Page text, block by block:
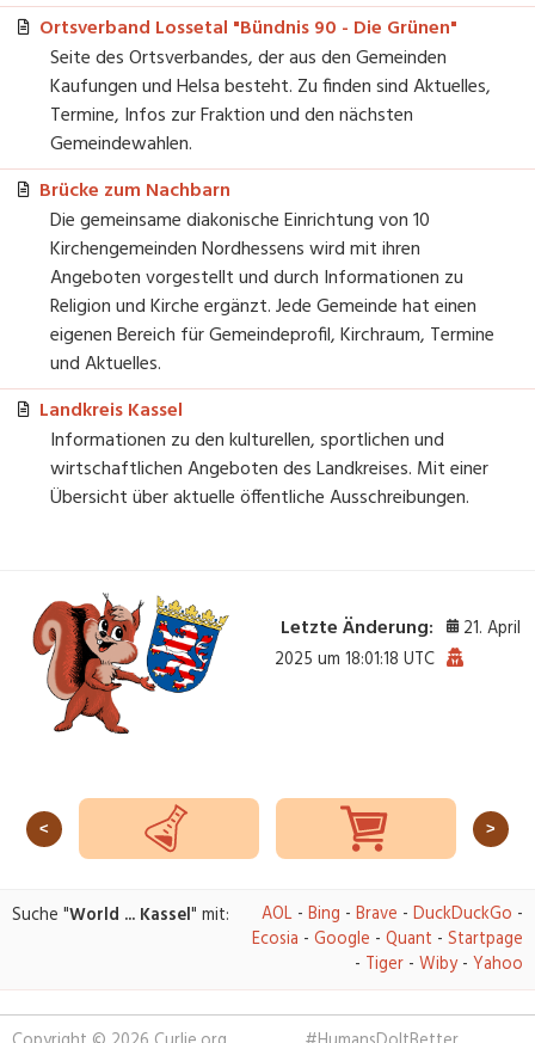
Ortsverband Lossetal "Bündnis 90 - Die Grünen"
Seite des Ortsverbandes, der aus den Gemeinden
Kaufungen und Helsa besteht. Zu finden sind Aktuelles,
Termine, Infos zur Fraktion und den nächsten
Gemeindewahlen.
Brücke zum Nachbarn
Die gemeinsame diakonische Einrichtung von 10
Kirchengemeinden Nordhessens wird mit ihren
Angeboten vorgestellt und durch Informationen zu
Religion und Kirche ergänzt. Jede Gemeinde hat einen
eigenen Bereich für Gemeindeprofil, Kirchraum, Termine
und Aktuelles.
Landkreis Kassel
Informationen zu den kulturellen, sportlichen und
wirtschaftlichen Angeboten des Landkreises. Mit einer
Übersicht über aktuelle öffentliche Ausschreibungen.
Letzte Änderung:
21. April
2025 um 18:01:18 UTC
< >
Suche "World ... Kassel" mit: AOL - Bing - Brave - DuckDuckGo -
Ecosia - Google - Quant - Startpage
- Tiger - Wiby- Yahoo